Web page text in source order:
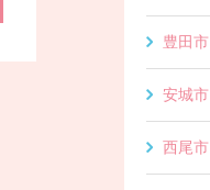
豊田市
安城市
西尾市